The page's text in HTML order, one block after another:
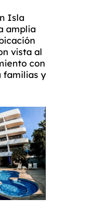
Isla
amplia
vista al
con
familias y